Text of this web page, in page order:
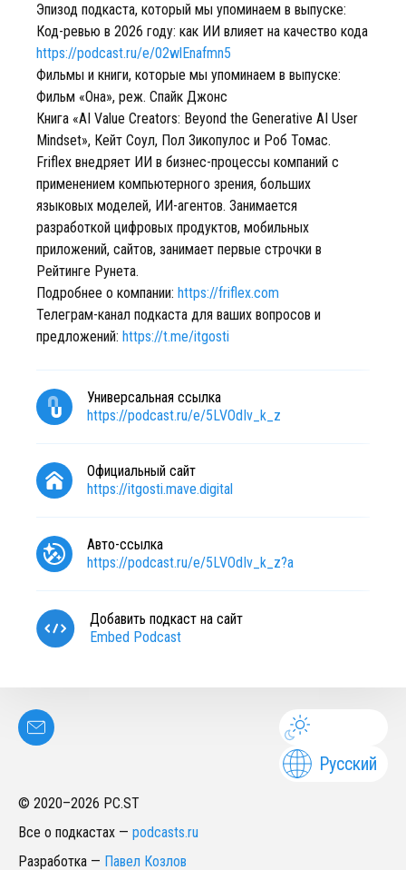
Эпизод подкаста, который мы упоминаем в выпуске:
Код-ревью в 2026 году: как ИИ влияет на качество кода
https://podcast.ru/e/02wlEnafmn5
Фильмы и книги, которые мы упоминаем в выпуске:
Фильм «Она», реж. Спайк Джонс
Книга «AI Value Creators: Beyond the Generative AI User
Mindset», Кейт Соул, Пол Зикопулос и Роб Томас.
Friflex внедряет ИИ в бизнес-процессы компаний с
применением компьютерного зрения, больших
языковых моделей, ИИ-агентов. Занимается
разработкой цифровых продуктов, мобильных
приложений, сайтов, занимает первые строчки в
Рейтинге Рунета.
Подробнее о компании: https://friflex.com
Телеграм-канал подкаста для ваших вопросов и
предложений: https://t.me/itgosti
Универсальная ссылка
https://podcast.ru/e/5LVOdIv_k_z
Официальный сайт
https://itgosti.mave.digital
Авто-ссылка
https://podcast.ru/e/5LVOdIv_k_z?a
Добавить подкаст на сайт
Embed Podcast
Русский
© 2020–2026 PC.ST
Все о подкастах — podcasts.ru
Разработка — Павел Козлов